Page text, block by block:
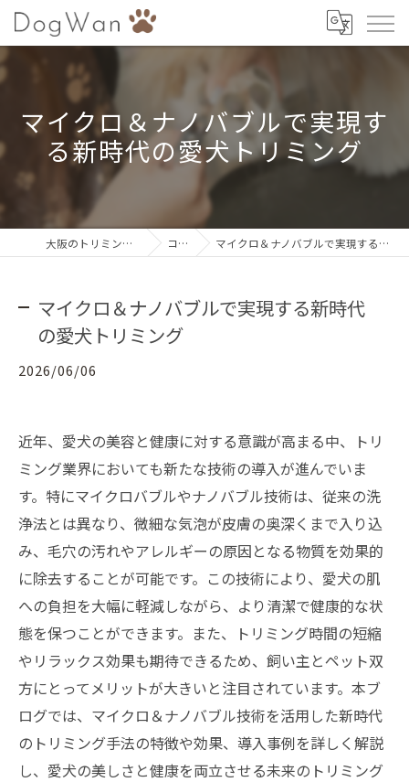
マイクロ＆ナノバブルで実現す
る新時代の愛犬トリミング
大阪のトリミングならDogWan コラム マイクロ＆ナノバブルで実現する新時代の愛犬トリミング
マイクロ＆ナノバブルで実現する新時代
の愛犬トリミング
2026/06/06
近年、愛犬の美容と健康に対する意識が高まる中、トリ
ミング業界においても新たな技術の導入が進んでいま
す。特にマイクロバブルやナノバブル技術は、従来の洗
浄法とは異なり、微細な気泡が皮膚の奥深くまで入り込
み、毛穴の汚れやアレルギーの原因となる物質を効果的
に除去することが可能です。この技術により、愛犬の肌
への負担を大幅に軽減しながら、より清潔で健康的な状
態を保つことができます。また、トリミング時間の短縮
やリラックス効果も期待できるため、飼い主とペット双
方にとってメリットが大きいと注目されています。本ブ
ログでは、マイクロ＆ナノバブル技術を活用した新時代
のトリミング手法の特徴や効果、導入事例を詳しく解説
し、愛犬の美しさと健康を両立させる未来のトリミング